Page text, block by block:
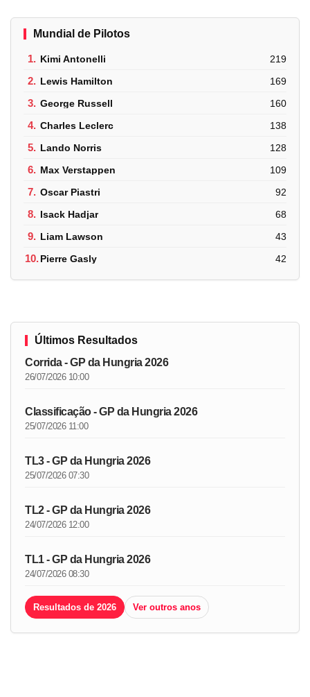
Mundial de Pilotos
1. Kimi Antonelli 219
2. Lewis Hamilton 169
3. George Russell 160
4. Charles Leclerc 138
5. Lando Norris 128
6. Max Verstappen 109
7. Oscar Piastri 92
8. Isack Hadjar 68
9. Liam Lawson 43
10.Pierre Gasly 42
Últimos Resultados
Corrida - GP da Hungria 2026
26/07/2026 10:00
Classificação - GP da Hungria 2026
25/07/2026 11:00
TL3 - GP da Hungria 2026
25/07/2026 07:30
TL2 - GP da Hungria 2026
24/07/2026 12:00
TL1 - GP da Hungria 2026
24/07/2026 08:30
Resultados de 2026 Ver outros anos